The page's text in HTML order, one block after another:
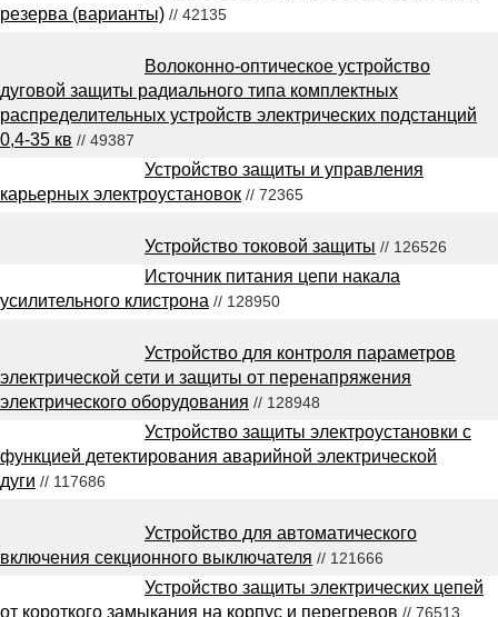
резерва (варианты) // 42135
Волоконно-оптическое устройство
дуговой защиты радиального типа комплектных
распределительных устройств электрических подстанций
0,4-35 кв // 49387
Устройство защиты и управления
карьерных электроустановок // 72365
Устройство токовой защиты // 126526
Источник питания цепи накала
усилительного клистрона // 128950
Устройство для контроля параметров
электрической сети и защиты от перенапряжения
электрического оборудования // 128948
Устройство защиты электроустановки с
функцией детектирования аварийной электрической
дуги // 117686
Устройство для автоматического
включения секционного выключателя // 121666
Устройство защиты электрических цепей
от короткого замыкания на корпус и перегревов // 76513